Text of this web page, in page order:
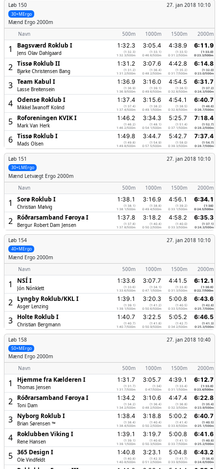
Løb 150 27. jan 2018 10:10
30+MErgo
Mænd Ergo 2000m
Navn
500m 1000m 1500m 2000m
1 Bagsværd Roklub I
Jens Olav Dahlgaard
1:32.3
(1:32.3)
1:32.3/500m
3:05.4
(1:33.1)
0:46.6/500m
4:38.9
(1:33.5)
0:31.2/500m
6:11.9
(1:33.0)
0:23.3/500m
2 Tissø Roklub II
Bjarke Christensen Bang
1:31.2
(1:31.2)
1:31.2/500m
3:07.6
(1:36.4)
0:48.2/500m
4:42.8
(1:35.2)
0:31.7/500m
6:14.8
(1:32.0)
0:23.0/500m
3 Team Kabul I
Lasse Breitensein
1:36.9
(1:36.9)
1:36.9/500m
3:16.0
(1:39.1)
0:49.6/500m
4:54.5
(1:38.5)
0:32.8/500m
6:31.7
(1:37.2)
0:24.3/500m
4 Odense Roklub I
Mikkel Iwanoff Kolind
1:37.4
(1:37.4)
1:37.4/500m
3:15.6
(1:38.2)
0:49.1/500m
4:54.1
(1:38.5)
0:32.8/500m
6:40.7
(1:46.6)
0:26.7/500m
5 Roforeningen KVIK I
Mark Van Herk
1:46.2
(1:46.2)
1:46.2/500m
3:34.3
(1:48.1)
0:54.1/500m
5:25.7
(1:51.4)
0:37.1/500m
7:18.4
(1:52.7)
0:28.2/500m
6 Tissø Roklub I
Mads Olsen
1:49.8
(1:49.8)
1:49.8/500m
3:44.7
(1:54.9)
0:57.5/500m
5:42.7
(1:58.0)
0:39.3/500m
7:37.4
(1:54.7)
0:28.7/500m
Løb 151 27. jan 2018 10:10
30+LMErgo
Mænd Letvægt Ergo 2000m
Navn
500m 1000m 1500m 2000m
1 Sorø Roklub I
Christian Mølvig
1:38.1
(1:38.1)
1:38.1/500m
3:16.9
(1:38.8)
0:49.4/500m
4:56.1
(1:39.2)
0:33.1/500m
6:34.1
(1:38)
0:24.5/500m
2 Róðrarsamband Føroya I
Bergur Robert Dam Jensen
1:37.8
(1:37.8)
1:37.8/500m
3:18.2
(1:40.4)
0:50.2/500m
4:58.2
(1:40.0)
0:33.3/500m
6:35.3
(1:37.1)
0:24.3/500m
Løb 154 27. jan 2018 10:10
40+MErgo
Mænd Ergo 2000m
Navn
500m 1000m 1500m 2000m
1 NSÍ I
Jón Nónklett
1:33.6
(1:33.6)
1:33.6/500m
3:07.7
(1:34.1)
0:47.1/500m
4:41.5
(1:33.8)
0:31.3/500m
6:12.1
(1:30.6)
0:22.7/500m
2 Lyngby Roklub/­KKL I
Asger Lenzing
1:39.1
(1:39.1)
1:39.1/500m
3:20.3
(1:41.2)
0:50.6/500m
5:00.8
(1:40.5)
0:33.5/500m
6:43.6
(1:42.8)
0:25.7/500m
3 Holte Roklub I
Christian Bergmann
1:40.7
(1:40.7)
1:40.7/500m
3:22.5
(1:41.8)
0:50.9/500m
5:05.2
(1:42.7)
0:34.2/500m
6:46.5
(1:41.3)
0:25.3/500m
Løb 158 27. jan 2018 10:40
50+MErgo
Mænd Ergo 2000m
Navn
500m 1000m 1500m 2000m
1 Hjemme fra Kælderen I
Thomas Jensen
1:31.7
(1:31.7)
1:31.7/500m
3:05.7
(1:34)
0:47/500m
4:39.1
(1:33.4)
0:31.1/500m
6:12.7
(1:33.6)
0:23.4/500m
2 Róðrarsamband Føroya I
Toni Dam
1:34.2
(1:34.2)
1:34.2/500m
3:10.6
(1:36.4)
0:48.2/500m
4:47.4
(1:36.8)
0:32.3/500m
6:22.8
(1:35.4)
0:23.9/500m
3 Nyborg Roklub I
Brian Sørensen ™
1:38.4
(1:38.4)
1:38.4/500m
3:18.8
(1:40.4)
0:50.2/500m
5:00.2
(1:41.4)
0:33.8/500m
6:40.7
(1:40.5)
0:25.1/500m
4 Roklubben Viking I
Rene Hansen
1:39.1
(1:39.1)
1:39.1/500m
3:19.7
(1:40.6)
0:50.3/500m
5:00.8
(1:41.1)
0:33.7/500m
6:41.6
(1:40.8)
0:25.2/500m
5 365 Design I
Ole Vindfeldt
1:40.8
(1:40.8)
1:40.8/500m
3:23.1
(1:42.3)
0:51.2/500m
5:04.8
(1:41.7)
0:33.9/500m
6:43.2
(1:38.4)
0:24.6/500m